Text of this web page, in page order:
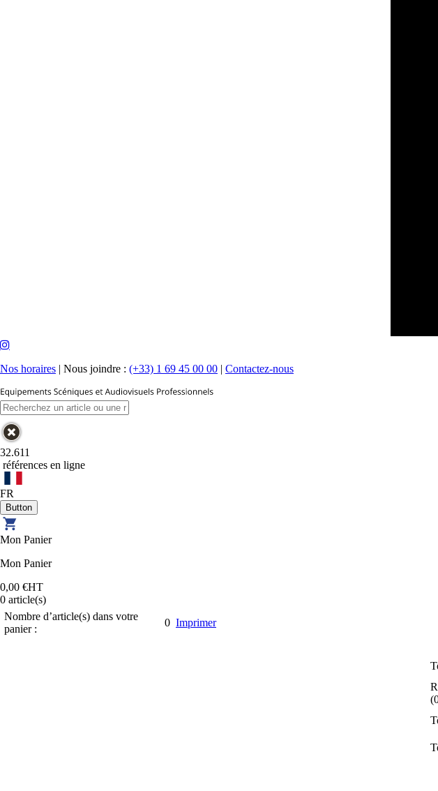
Nos horaires | Nous joindre : (+33) 1 69 45 00 00 | Contactez-nous
32.611
références en ligne
FR
Mon Panier
Mon Panier
0,00 €HT
0 article(s)
Nombre d’article(s) dans votre
panier :
0 Imprimer
(